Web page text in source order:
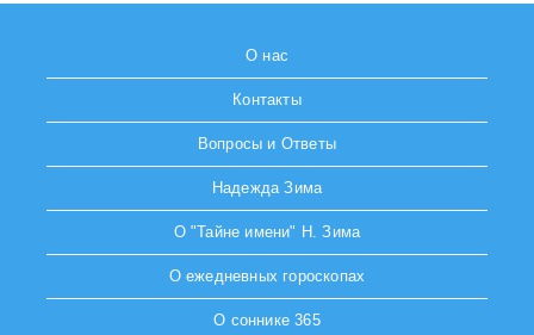
О нас
Контакты
Вопросы и Ответы
Надежда Зима
О "Тайне имени" Н. Зима
О ежедневных гороскопах
О соннике 365